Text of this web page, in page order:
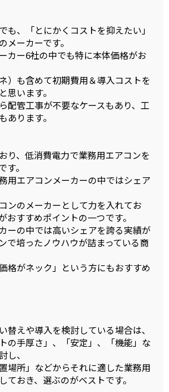
も、「とにかくコストを抑えたい」
メーカーです。
カー6社の中でも特に本体価格がお
）も含めて初期費用＆導入コストを
思います。
配管工事が不要なケースもあり、工
あります。
り、低消費電力で業務用エアコンを
。
用エアコンメーカーの中ではシェア
ンのメーカーとして力を入れてお
おすすめポイントの一つです。
ーの中では高いシェアを誇る実績が
で培ったノウハウが詰まっている商
格がネック」という方にもおすすめ
替えや導入を検討している場合は、
の手厚さ」、「安定」、「機能」な
し、
場所」などからそれに適した業務用
ておき、選ぶのがベストです。